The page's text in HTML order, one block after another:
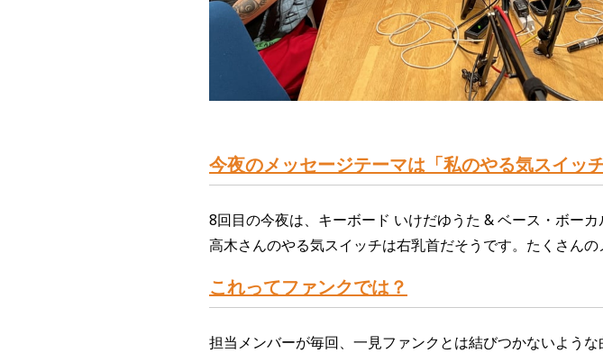
今夜のメッセージテーマは「私のやる気スイッチ
8回目の今夜は、 キーボード いけだゆうた &ベース・ボーカ
高木さんのやる気スイッチは右乳首だそうです。 たくさんの
これってファンクでは？
担当メンバーが毎回、 一見ファンクとは結びつかないような